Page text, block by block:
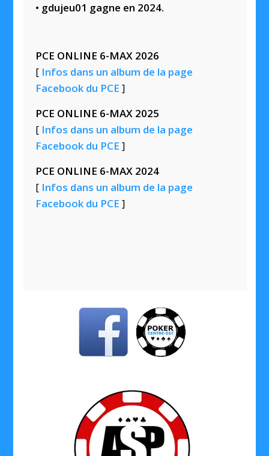
• gdujeu01 gagne en 2024.
PCE ONLINE 6-MAX 2026
[ Infos dans un album de la page
Facebook du PCE ]
PCE ONLINE 6-MAX 2025
[ Infos dans un album de la page
Facebook du PCE ]
PCE ONLINE 6-MAX 2024
[ Infos dans un album de la page
Facebook du PCE ]